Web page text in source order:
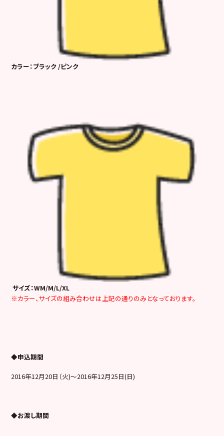
カラー：ブラック /ピンク
サイズ：WM/M/L/XL
※カラー、サイズの組み合わせは上記の通りのみとなっております。
◆申込期間
2016年12月20日（火)～2016年12月25日(日)
◆お渡し期間